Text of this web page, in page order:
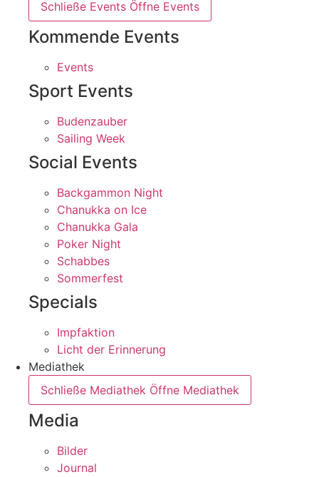
Schließe Events Öffne Events
Kommende Events
Events
Sport Events
Budenzauber
Sailing Week
Social Events
Backgammon Night
Chanukka on Ice
Chanukka Gala
Poker Night
Schabbes
Sommerfest
Specials
Impfaktion
Licht der Erinnerung
Mediathek
Schließe Mediathek Öffne Mediathek
Media
Bilder
Journal